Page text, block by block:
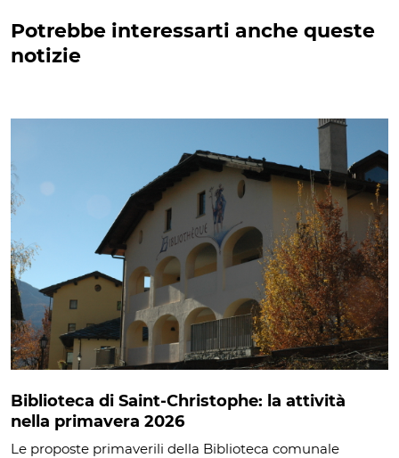
Potrebbe interessarti anche queste
notizie
Biblioteca di Saint-Christophe: la attività
nella primavera 2026
Le proposte primaverili della Biblioteca comunale